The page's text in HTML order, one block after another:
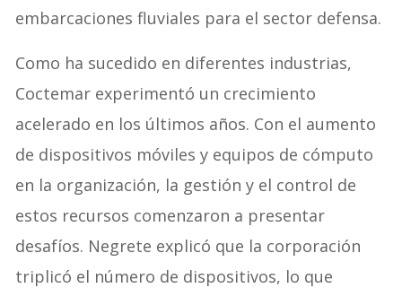
embarcaciones fluviales para el sector defensa.
Como ha sucedido en diferentes industrias,
Coctemar experimentó un crecimiento
acelerado en los últimos años. Con el aumento
de dispositivos móviles y equipos de cómputo
en la organización, la gestión y el control de
estos recursos comenzaron a presentar
desafíos. Negrete explicó que la corporación
triplicó el número de dispositivos, lo que